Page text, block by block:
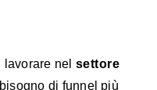
nel settore
di funnel più